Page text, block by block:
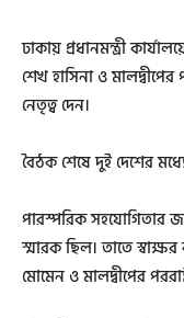
ঢাকায় প্রধানমন্ত্রী
শেখ হাসিনা ও মালদ্বীপের
নেতৃত্ব দেন।
বৈঠক শেষে দুই দেশের
পারস্পরিক সহযোগিতার
স্মারক ছিল। তাতে
মোমেন ও মালদ্বীপের